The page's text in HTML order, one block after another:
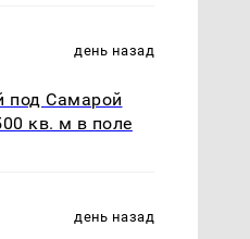
день назад
под Самарой
кв. м в поле
день назад